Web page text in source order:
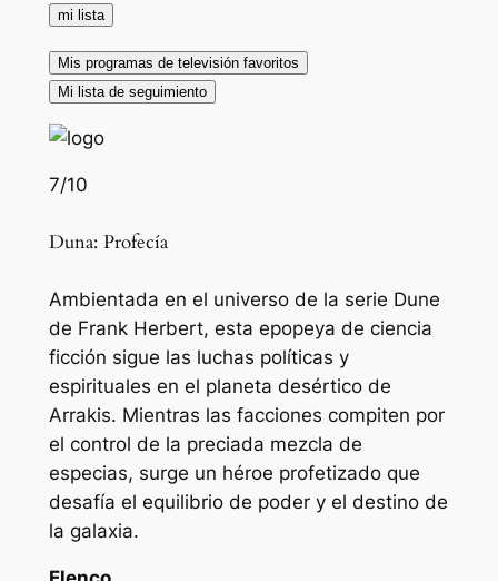
mi lista
Mis programas de televisión favoritos
Mi lista de seguimiento
7/10
Duna: Profecía
Ambientada en el universo de la serie Dune
de Frank Herbert, esta epopeya de ciencia
ficción sigue las luchas políticas y
espirituales en el planeta desértico de
Arrakis. Mientras las facciones compiten por
el control de la preciada mezcla de
especias, surge un héroe profetizado que
desafía el equilibrio de poder y el destino de
la galaxia.